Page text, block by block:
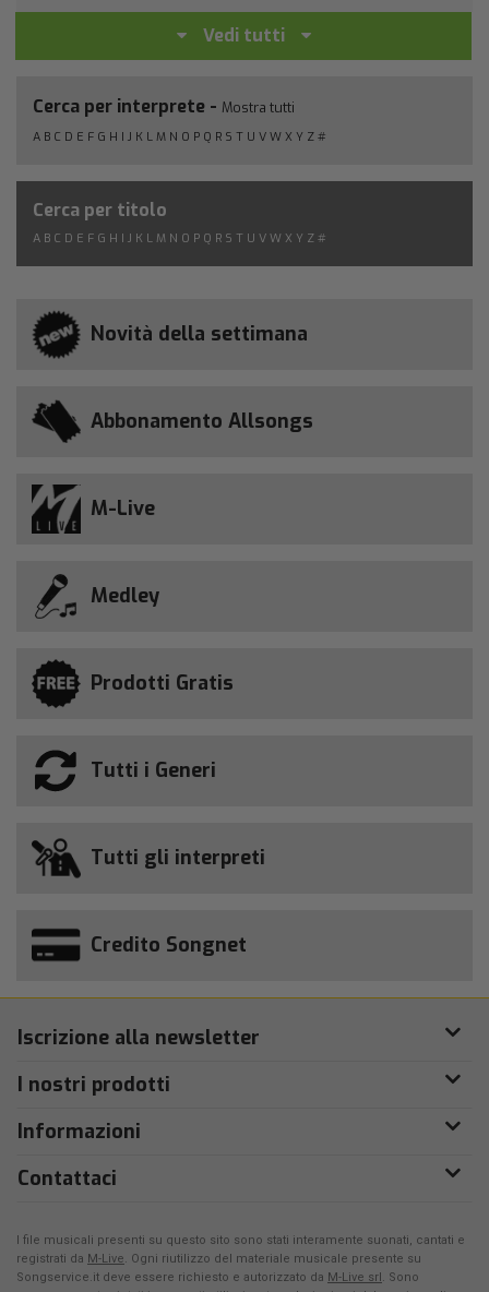
Vedi tutti
Cerca per interprete - Mostra tutti
A B C D E F G H I J K L M N O P Q R S T U V W X Y Z #
Cerca per titolo
A B C D E F G H I J K L M N O P Q R S T U V W X Y Z #
Novità della settimana
Abbonamento Allsongs
M-Live
Medley
Prodotti Gratis
Tutti i Generi
Tutti gli interpreti
Credito Songnet
Iscrizione alla newsletter
I nostri prodotti
Informazioni
Contattaci
I file musicali presenti su questo sito sono stati interamente suonati, cantati e
registrati da M-Live . Ogni riutilizzo del materiale musicale presente su
Songservice.it deve essere richiesto e autorizzato da M-Live srl . Sono